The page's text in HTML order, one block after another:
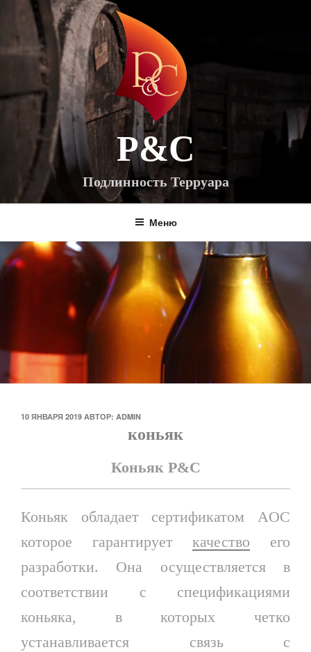
Перейти
содержимому
P&C
Подлинность Терруара
Меню
ОПУБЛИКОВАНО
10 ЯНВАРЯ 2019 АВТОР: ADMIN
коньяк
Коньяк P&C
Коньяк обладает сертификатом AOC
которое гарантируеткачество его
разработки. Она осуществляется в
соответствии с спецификациями
коньяка, в которых четко
устанавливается связь с